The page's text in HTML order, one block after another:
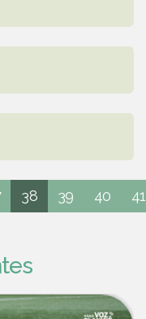
38 39 40 41